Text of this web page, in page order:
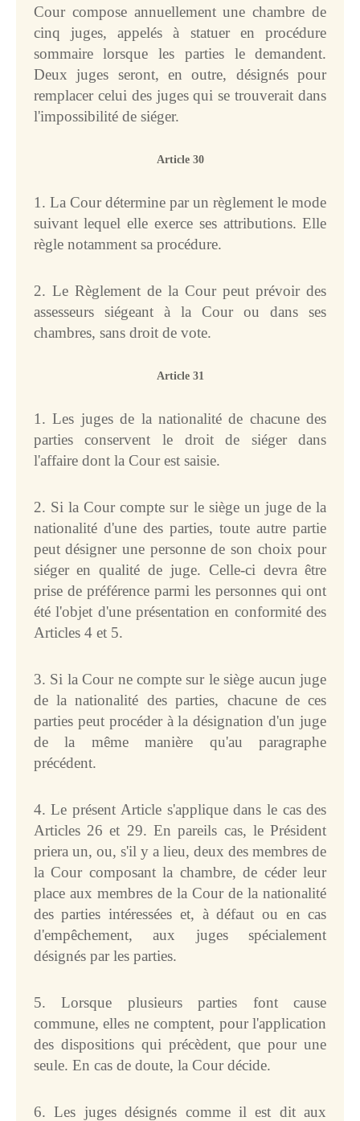
Cour compose annuellement une chambre de
cinq juges, appelés à statuer en procédure
sommaire lorsque les parties le demandent.
Deux juges seront, en outre, désignés pour
remplacer celui des juges qui se trouverait dans
l'impossibilité de siéger.
Article 30
1. La Cour détermine par un règlement le mode
suivant lequel elle exerce ses attributions. Elle
règle notamment sa procédure.
2. Le Règlement de la Cour peut prévoir des
assesseurs siégeant à la Cour ou dans ses
chambres, sans droit de vote.
Article 31
1. Les juges de la nationalité de chacune des
parties conservent le droit de siéger dans
l'affaire dont la Cour est saisie.
2. Si la Cour compte sur le siège un juge de la
nationalité d'une des parties, toute autre partie
peut désigner une personne de son choix pour
siéger en qualité de juge. Celle-ci devra être
prise de préférence parmi les personnes qui ont
été l'objet d'une présentation en conformité des
Articles 4 et 5.
3. Si la Cour ne compte sur le siège aucun juge
de la nationalité des parties, chacune de ces
parties peut procéder à la désignation d'un juge
de la même manière qu'au paragraphe
précédent.
4. Le présent Article s'applique dans le cas des
Articles 26 et 29. En pareils cas, le Président
priera un, ou, s'il y a lieu, deux des membres de
la Cour composant la chambre, de céder leur
place aux membres de la Cour de la nationalité
des parties intéressées et, à défaut ou en cas
d'empêchement, aux juges spécialement
désignés par les parties.
5. Lorsque plusieurs parties font cause
commune, elles ne comptent, pour l'application
des dispositions qui précèdent, que pour une
seule. En cas de doute, la Cour décide.
6. Les juges désignés comme il est dit aux